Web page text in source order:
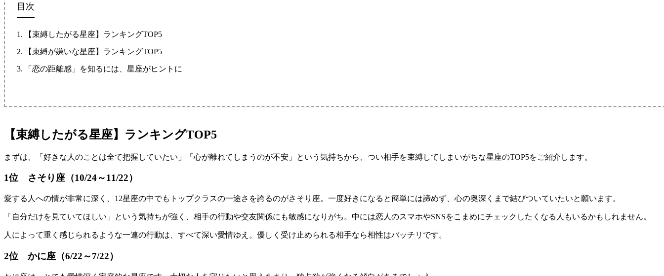
目次
【束縛したがる星座】ランキングTOP5
【束縛が嫌いな星座】ランキングTOP5
「恋の距離感」を知るには、星座がヒントに
【束縛したがる星座】ランキングTOP5
まずは、「好きな人のことは全て把握していたい」「心が離れてしまうのが不安」という気持ちから、つい相手を束縛してしまいがちな星座のTOP5をご紹介します。
1位 さそり座（10/24～11/22）
愛する人への情が非常に深く、12星座の中でもトップクラスの一途さを誇るのがさそり座。一度好きになると簡単には諦めず、心の奥深くまで結びついていたいと願います。
「自分だけを見ていてほしい」という気持ちが強く、相手の行動や交友関係にも敏感になりがち。中には恋人のスマホやSNSをこまめにチェックしたくなる人もいるかもしれません。
人によって重く感じられるような一連の行動は、すべて深い愛情ゆえ。優しく受け止められる相手なら相性はバッチリです。
2位 かに座（6/22～7/22）